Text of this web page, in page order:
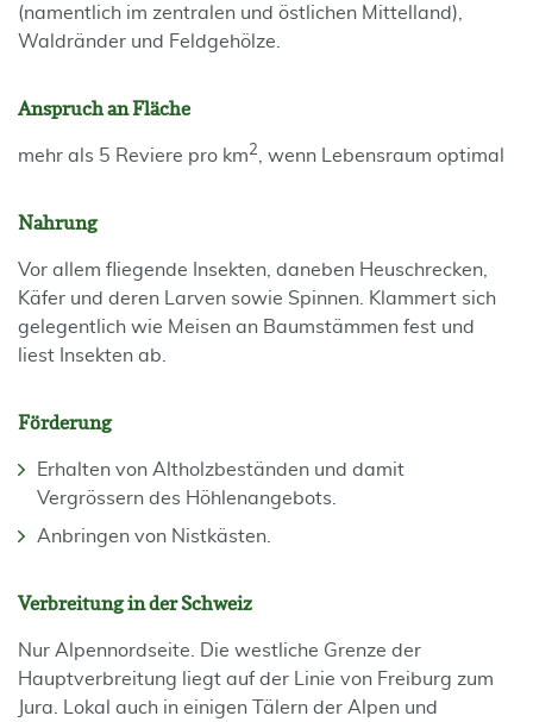
(namentlich im zentralen und östlichen Mittelland),
Waldränder und Feldgehölze.
Anspruch an Fläche
mehr als 5 Reviere pro km2 , wenn Lebensraum optimal
Nahrung
Vor allem fliegende Insekten, daneben Heuschrecken,
Käfer und deren Larven sowie Spinnen. Klammert sich
gelegentlich wie Meisen an Baumstämmen fest und
liest Insekten ab.
Förderung
Erhalten von Altholzbeständen und damit
Vergrössern des Höhlenangebots.
Anbringen von Nistkästen.
Verbreitung in der Schweiz
Nur Alpennordseite. Die westliche Grenze der
Hauptverbreitung liegt auf der Linie von Freiburg zum
Jura. Lokal auch in einigen Tälern der Alpen und